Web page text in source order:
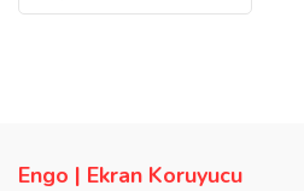
Engo | Ekran Koruyucu